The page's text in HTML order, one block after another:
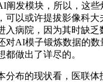
阐发模块，所以，这些
可以或许提拔影像科大
入病院，因为其时缺乏
对AI模子锻炼数据的数
都做出了详尽的。
布的现状看，医联体